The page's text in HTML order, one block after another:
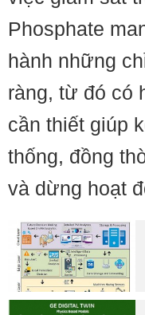
Phosphate
hành những
ràng, từ đó có
cần thiết giúp
thống, đồng
và dừng hoạt